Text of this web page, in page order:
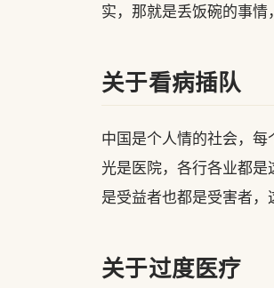
实，那就是丢饭碗的事情
关于看病插队
中国是个人情的社会，
光是医院，各行各业都
是受益者也都是受害者，
关于过度医疗